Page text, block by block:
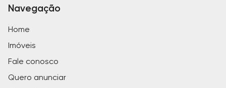
Navegação
Home
Imóveis
Fale conosco
Quero anunciar